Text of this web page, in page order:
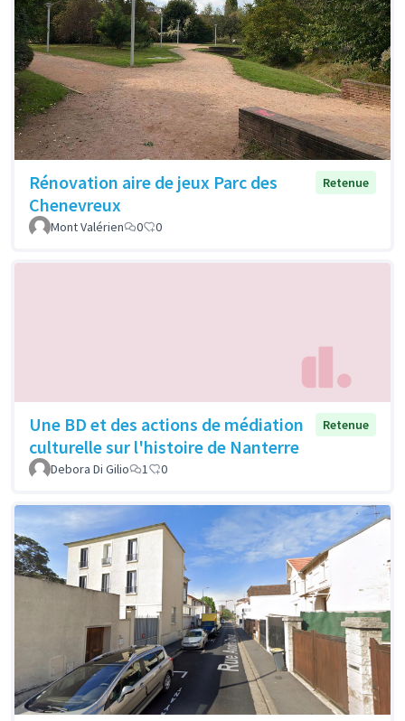
Rénovation aire de jeux Parc des
Chenevreux
Retenue
Mont Valérien 0 0
Une BD et des actions de médiation
culturelle sur l'histoire de Nanterre
Retenue
Debora Di Gilio 1 0